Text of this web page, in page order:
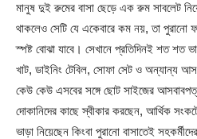
মানুষ দুই রুমের বাসা ছেড়ে এক রুম সাবলেট
থাকলেও সেটি যে একেবারে কম নয়, তা পুরানো
স্পষ্ট বোঝা যাবে। সেখানে প্রতিদিনই শত শত
খাট, ডাইনিং টেবিল, সোফা সেট ও অন্যান্য
কেউ কেউ এসবের সঙ্গে ছোট সাইজের
দোকানিদের কাছে স্বীকার করছেন, আর্থিক
ভাড়া নিয়েছেন কিংবা পুরানো বাসাতেই